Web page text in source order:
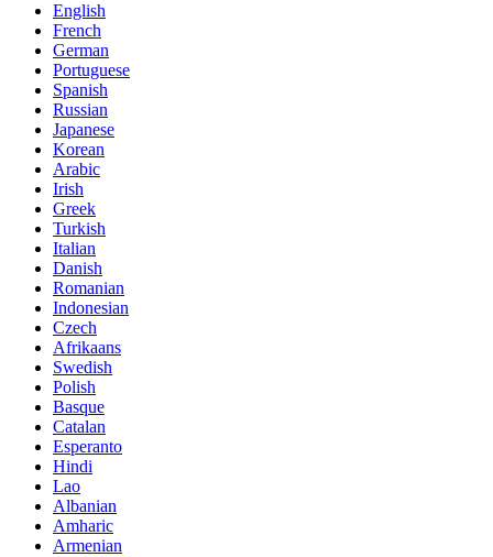
English
French
German
Portuguese
Spanish
Russian
Japanese
Korean
Arabic
Irish
Greek
Turkish
Italian
Danish
Romanian
Indonesian
Czech
Afrikaans
Swedish
Polish
Basque
Catalan
Esperanto
Hindi
Lao
Albanian
Amharic
Armenian